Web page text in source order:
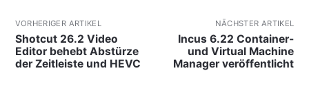
VORHERIGER ARTIKEL
Shotcut 26.2 Video
Editor behebt Abstürze
der Zeitleiste und HEVC
NÄCHSTER ARTIKEL
Incus 6.22 Container-
und Virtual Machine
Manager veröffentlicht